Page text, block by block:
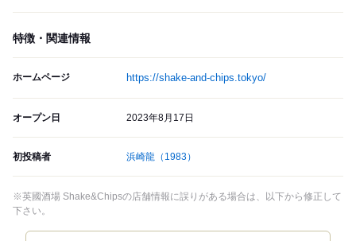
特徴・関連情報
ホームページ https://shake-and-chips.tokyo/
オープン日 2023年8月17日
初投稿者 浜崎龍 （1983）
※英國酒場 Shake&Chipsの店舗情報に誤りがある場合は、以下から修正して
下さい。